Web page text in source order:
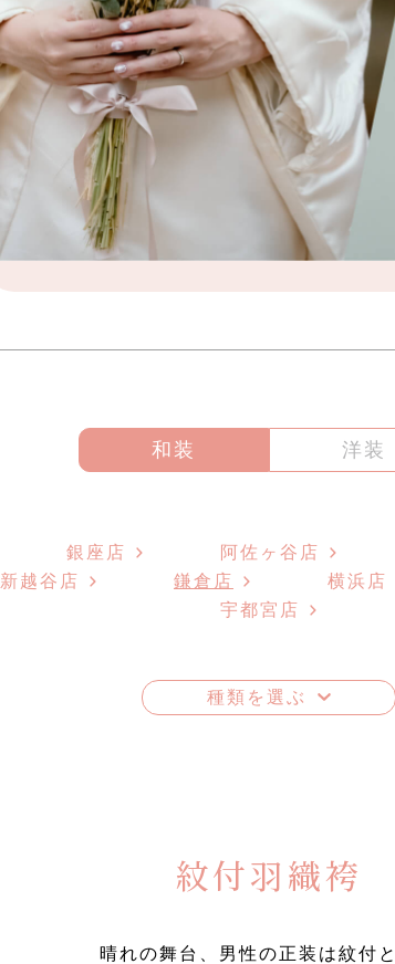
和装 洋装
銀座店
阿佐ヶ谷店
新越谷店 鎌倉店
横浜店
宇都宮店
種類を選ぶ
紋付羽織袴
晴れの舞台、男性の正装は紋付